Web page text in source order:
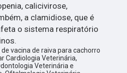
calicivirose,
a clamidiose, que é
o sistema respiratório
vacina de raiva para cachorro
Cardiologia Veterinária,
Veterinária e